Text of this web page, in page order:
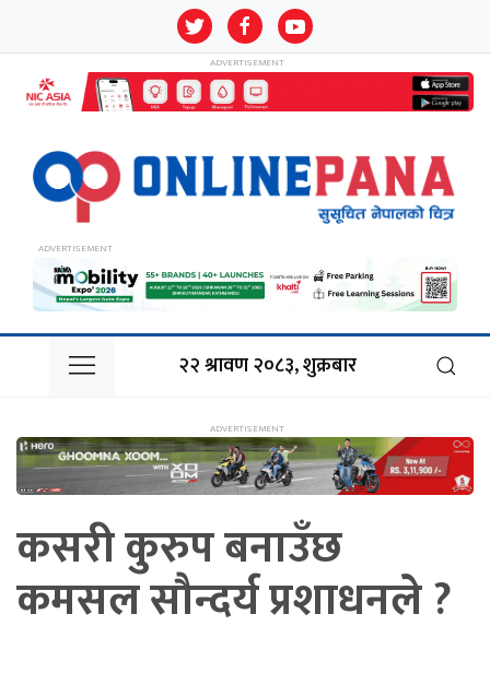
२२ श्रावण २०८३, शुक्रबार
कसरी कुरुप बनाउँछ
कमसल सौन्दर्य प्रशाधनले ?